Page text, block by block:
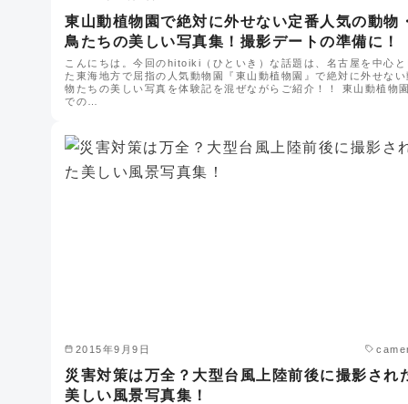
東山動植物園で絶対に外せない定番人気の動物・
鳥たちの美しい写真集！撮影デートの準備に！
こんにちは。今回のhitoiki（ひといき）な話題は、名古屋を中心と
た東海地方で屈指の人気動物園『東山動植物園』で絶対に外せない
物たちの美しい写真を体験記を混ぜながらご紹介！！ 東山動植物園
での…
2015年9月9日
災害対策は万全？大型台風上陸前後に撮影され
美しい風景写真集！